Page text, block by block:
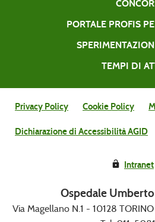
PORTALE PROFIS
TEMPI DI
Privacy Policy Cookie Policy
Dichiarazione di Accessibilità AGID
Intranet
Ospedale
Via Magellano N.1 - 10128